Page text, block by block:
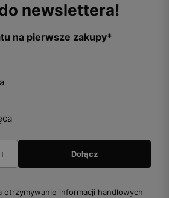
newslettera!
na pierwsze zakupy*
otrzymywanie informacji handlowych